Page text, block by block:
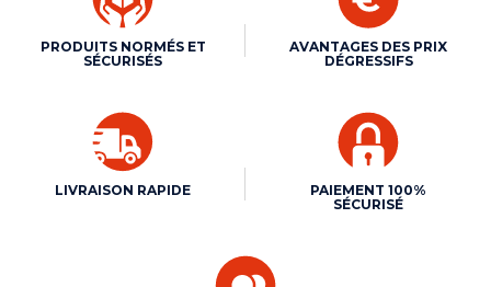
PRODUITS NORMÉS ET
SÉCURISÉS
AVANTAGES DES PRIX
DÉGRESSIFS
LIVRAISON RAPIDE
PAIEMENT 100%
SÉCURISÉ